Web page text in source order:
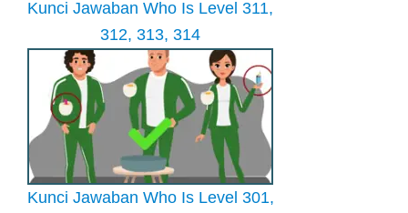
Kunci Jawaban Who Is Level 311,
312, 313, 314
Kunci Jawaban Who Is Level 301,